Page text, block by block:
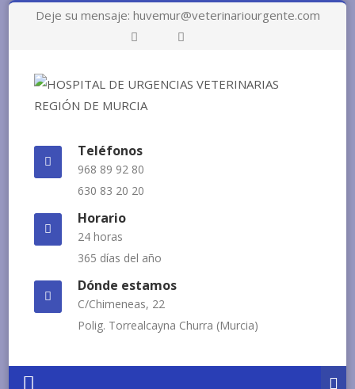
Deje su mensaje: huvemur@veterinariourgente.com
Teléfonos
968 89 92 80
630 83 20 20
Horario
24 horas
365 días del año
Dónde estamos
C/Chimeneas, 22
Polig. Torrealcayna Churra (Murcia)